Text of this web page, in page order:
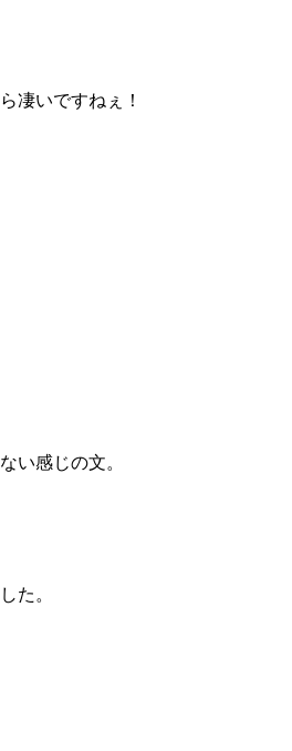
凄いですねぇ！
い感じの文。
た。